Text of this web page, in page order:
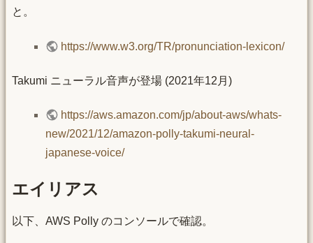
と。
https://www.w3.org/TR/pronunciation-lexicon/
Takumi ニューラル音声が登場 (2021年12月)
https://aws.amazon.com/jp/about-aws/whats-
new/2021/12/amazon-polly-takumi-neural-
japanese-voice/
エイリアス
以下、AWS Polly のコンソールで確認。